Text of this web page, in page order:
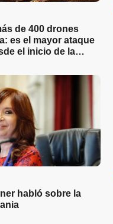
de 400 drones
es el mayor ataque
el inicio de la
habló sobre la